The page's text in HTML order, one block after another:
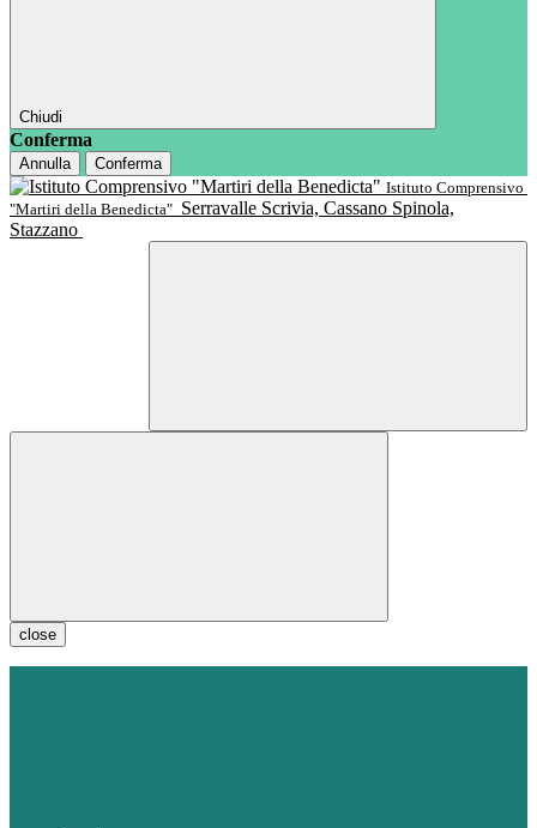
Chiudi
Conferma
Annulla
Conferma
Istituto Comprensivo
"Martiri della Benedicta" Serravalle Scrivia, Cassano Spinola,
Stazzano
close